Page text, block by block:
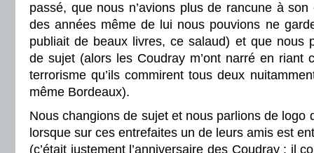
passé, que nous n’avions plus de rancune à son
des années même de lui nous pouvions ne
publiait de beaux livres, ce salaud) et que nous
de sujet (alors les Coudray m’ont narré en riant
terrorisme qu’ils commirent tous deux
même Bordeaux).
Nous changions de sujet et nous parlions de logo
lorsque sur ces entrefaites un de leurs amis est
(c’était justement l’anniversaire des Coudray : il